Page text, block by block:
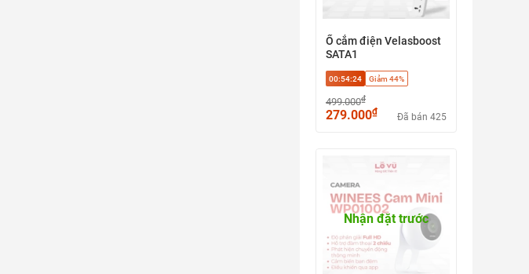
Ổ cắm điện Velasboost
SATA1
00:54:23 Giảm 44%
499.000₫
279.000₫ Đã bán 425
Nhận đặt trước